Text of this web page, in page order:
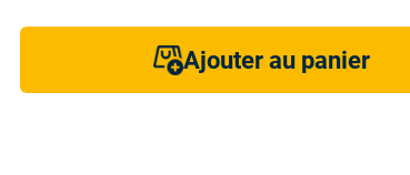
Ajouter au panier